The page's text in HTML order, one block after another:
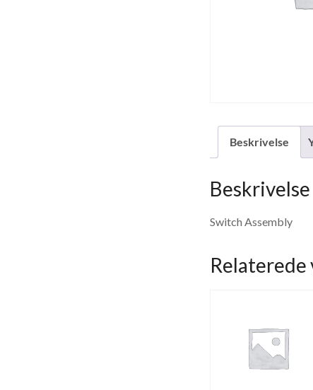
Beskrivelse
Beskrivelse
Switch Assembly
Relaterede